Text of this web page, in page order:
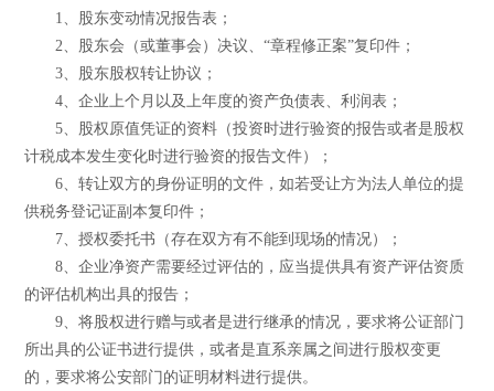
1、股东变动情况报告表；
2、股东会（或董事会）决议、“章程修正案”复印件；
3、股东股权转让协议；
4、企业上个月以及上年度的资产负债表、利润表；
5、股权原值凭证的资料（投资时进行验资的报告或者是股权
计税成本发生变化时进行验资的报告文件）；
6、转让双方的身份证明的文件，如若受让方为法人单位的提
供税务登记证副本复印件；
7、授权委托书（存在双方有不能到现场的情况）；
8、企业净资产需要经过评估的，应当提供具有资产评估资质
的评估机构出具的报告；
9、将股权进行赠与或者是进行继承的情况，要求将公证部门
所出具的公证书进行提供，或者是直系亲属之间进行股权变更
的，要求将公安部门的证明材料进行提供。